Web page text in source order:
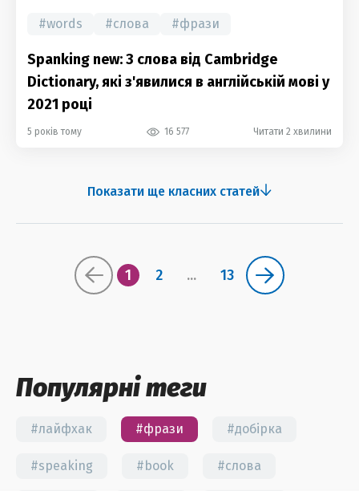
#words #слова #фрази
Spanking new: 3 слова від Cambridge
Dictionary, які з'явилися в англійській мові у
2021 році
5 років тому 16 577 Читати 2 хвилини
Показати ще класних статей
1 2 ... 13
Популярні теги
#лайфхак #фрази #добірка
#speaking #book #слова